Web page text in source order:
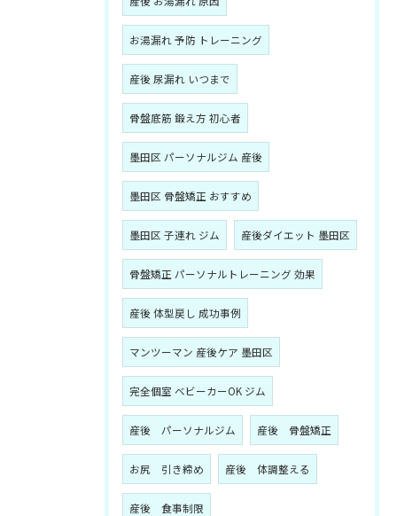
お湯漏れ 予防 トレーニング
産後 尿漏れ いつまで
骨盤底筋 鍛え方 初心者
墨田区 パーソナルジム 産後
墨田区 骨盤矯正 おすすめ
墨田区 子連れ ジム 産後ダイエット 墨田区
骨盤矯正 パーソナルトレーニング 効果
産後 体型戻し 成功事例
マンツーマン 産後ケア 墨田区
完全個室 ベビーカーOK ジム
産後 パーソナルジム 産後 骨盤矯正
お尻 引き締め 産後 体調整える
産後 食事制限